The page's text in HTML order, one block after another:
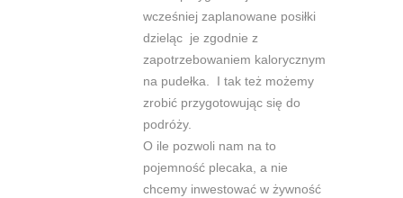
wcześniej zaplanowane posiłki
dzieląc je zgodnie z
zapotrzebowaniem kalorycznym
na pudełka.
I tak też możemy
zrobić przygotowując się do
podróży.
O ile pozwoli nam na to
pojemność plecaka, a nie
chcemy inwestować w żywność